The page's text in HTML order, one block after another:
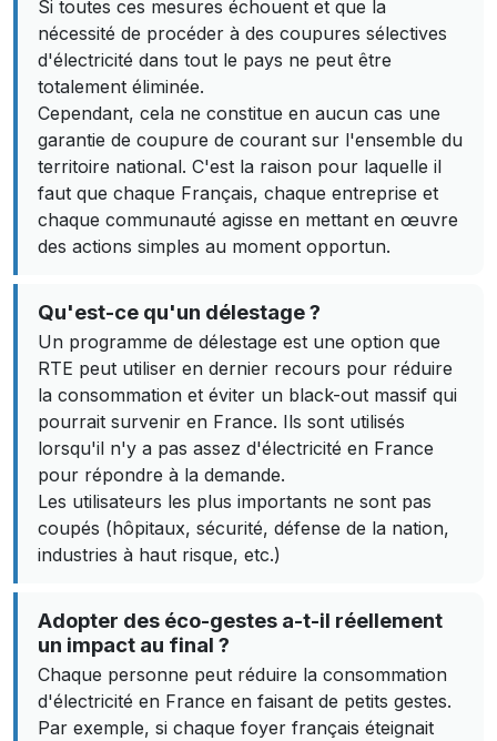
Si toutes ces mesures échouent et que la
nécessité de procéder à des coupures sélectives
d'électricité dans tout le pays ne peut être
totalement éliminée.
Cependant, cela ne constitue en aucun cas une
garantie de coupure de courant sur l'ensemble du
territoire national. C'est la raison pour laquelle il
faut que chaque Français, chaque entreprise et
chaque communauté agisse en mettant en œuvre
des actions simples au moment opportun.
Qu'est-ce qu'un délestage ?
Un programme de délestage est une option que
RTE peut utiliser en dernier recours pour réduire
la consommation et éviter un black-out massif qui
pourrait survenir en France. Ils sont utilisés
lorsqu'il n'y a pas assez d'électricité en France
pour répondre à la demande.
Les utilisateurs les plus importants ne sont pas
coupés (hôpitaux, sécurité, défense de la nation,
industries à haut risque, etc.)
Adopter des éco-gestes a-t-il réellement
un impact au final ?
Chaque personne peut réduire la consommation
d'électricité en France en faisant de petits gestes.
Par exemple, si chaque foyer français éteignait